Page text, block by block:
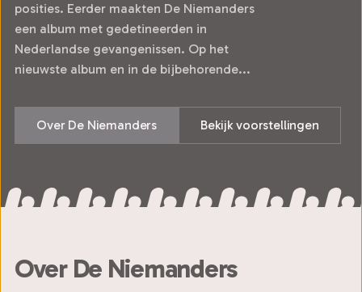
posities. Eerder maakten De Niemanders
een album met gedetineerden in
Nederlandse gevangenissen. Op het
nieuwste album en in de bijbehorende...
Over De Niemanders Bekijk voorstellingen
Over De Niemanders